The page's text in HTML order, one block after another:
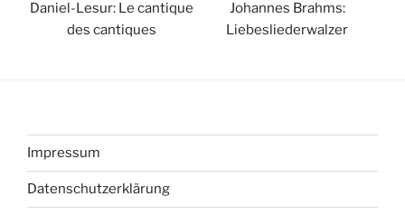
Daniel-Lesur: Le cantique
des cantiques
Johannes Brahms:
Liebesliederwalzer
Impressum
Datenschutzerklärung